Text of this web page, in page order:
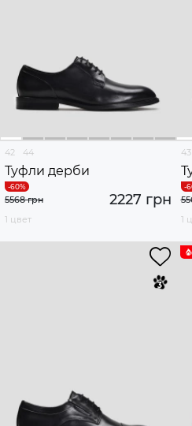
42 44
Туфли дерби
2227 грн
5568 грн
1 цвет
43
1